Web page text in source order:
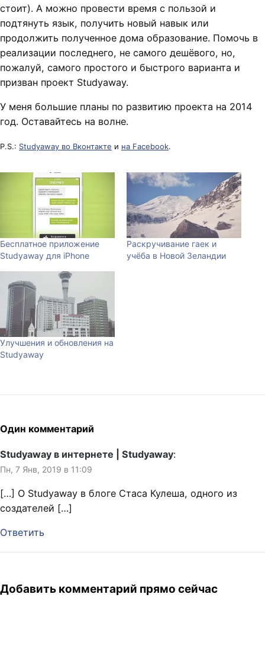
стоит). А можно провести время с пользой и
подтянуть язык, получить новый навык или
продолжить полученное дома образование. Помочь в
реализации последнего, не самого дешёвого, но,
пожалуй, самого простого и быстрого варианта и
призван проект Studyaway.
У меня большие планы по развитию проекта на 2014
год. Оставайтесь на волне.
P.S.: Studyaway во Вконтакте и на Facebook.
Бесплатное приложение
Studyaway для iPhone
Раскручивание гаек и
учёба в Новой Зеландии
Улучшения и обновления на
Studyaway
Один комментарий
Studyaway в интернете | Studyaway:
Пн, 7 Янв, 2019 в 11:09
[…] О Studyaway в блоге Стаса Кулеша, одного из
создателей […]
Ответить
Добавить комментарий прямо сейчас